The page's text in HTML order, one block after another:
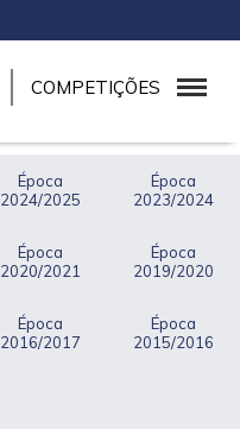
COMPETIÇÕES
Época
2024/2025
Época
2023/2024
Época
2020/2021
Época
2019/2020
Época
2016/2017
Época
2015/2016